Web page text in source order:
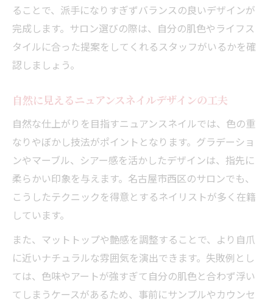
ることで、派手になりすぎずバランスの良いデザインが
完成します。サロン選びの際は、自分の肌色やライフス
タイルに合った提案をしてくれるスタッフがいるかを確
認しましょう。
自然に見えるニュアンスネイルデザインの工夫
自然な仕上がりを目指すニュアンスネイルでは、色の重
なりやぼかし技法がポイントとなります。グラデーショ
ンやマーブル、シアー感を活かしたデザインは、指先に
柔らかい印象を与えます。名古屋市西区のサロンでも、
こうしたテクニックを得意とするネイリストが多く在籍
しています。
また、マットトップや艶感を調整することで、より自爪
に近いナチュラルな雰囲気を演出できます。失敗例とし
ては、色味やアートが強すぎて自分の肌色と合わず浮い
てしまうケースがあるため、事前にサンプルやカウンセ